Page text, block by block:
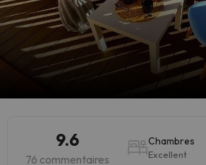
9.6
76 commentaires
Chambres
Excellent